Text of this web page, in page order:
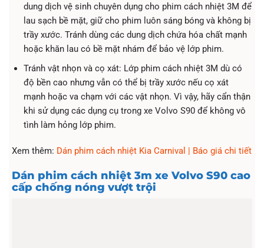
dung dịch vệ sinh chuyên dụng cho phim cách nhiệt 3M để
lau sạch bề mặt, giữ cho phim luôn sáng bóng và không bị
trầy xước. Tránh dùng các dung dịch chứa hóa chất mạnh
hoặc khăn lau có bề mặt nhám để bảo vệ lớp phim.
Tránh vật nhọn và cọ xát: Lớp phim cách nhiệt 3M dù có
độ bền cao nhưng vẫn có thể bị trầy xước nếu cọ xát
mạnh hoặc va chạm với các vật nhọn. Vì vậy, hãy cẩn thận
khi sử dụng các dụng cụ trong xe Volvo S90 để không vô
tình làm hỏng lớp phim.
Xem thêm: Dán phim cách nhiệt Kia Carnival | Báo giá chi tiết
Dán phim cách nhiệt 3m xe Volvo S90 cao
cấp chống nóng vượt trội